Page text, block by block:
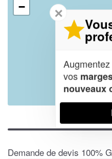
−
Leaflet| Map
Demande de devis 100%
✕
vos
nouveaux